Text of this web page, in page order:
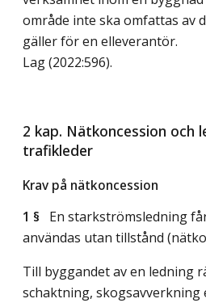
område inte ska omfattas av
gäller för en elleverantör.
Lag (2022:596).
2 kap. Nätkoncession och
trafikleder
Krav på nätkoncession
1 § En starkströmsledning
användas utan tillstånd
Till byggandet av en ledning
schaktning, skogsavverkning